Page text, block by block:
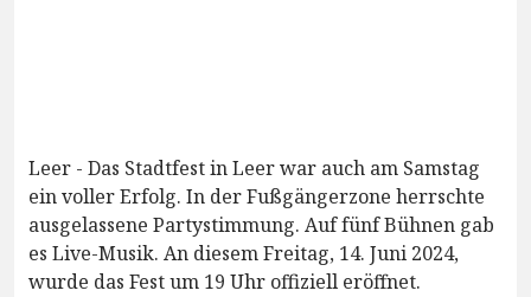
Leer - Das Stadtfest in Leer war auch am Samstag
ein voller Erfolg. In der Fußgängerzone herrschte
ausgelassene Partystimmung. Auf fünf Bühnen gab
es Live-Musik. An diesem Freitag, 14. Juni 2024,
wurde das Fest um 19 Uhr offiziell eröffnet.